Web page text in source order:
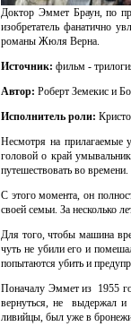
Доктор Эммет Браун, по
изобретатель фанатично
романы Жюля Верна.
Источник: фильм -
Автор: Роберт Земекис и
Исполнитель роли:
Несмотря на прилагаемые
головой о край
путешествовать во времени.
С этого момента, он
своей семьи. За несколько
Для того, чтобы машина
чуть не убили его и
попытаются убить и
Поначалу Эммет из 1955
вернуться, не выдержал и
ливийцы, был уже в